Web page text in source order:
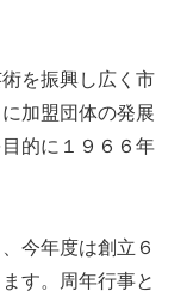
を振興し広く市
加盟団体の発展
的に１９６６年
今年度は創立６
す。周年行事と